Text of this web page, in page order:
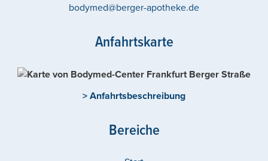
bodymed@berger-apotheke.de
Anfahrtskarte
> Anfahrtsbeschreibung
Bereiche